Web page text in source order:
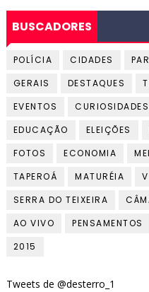
BUSCADORES
POLÍCIA CIDADES
GERAIS
DESTAQUES
EVENTOS
CURIOSIDADES
EDUCAÇÃO
ELEIÇÕES
FOTOS
ECONOMIA
TAPEROÁ
MATURÉIA
SERRA DO TEIXEIRA
AO VIVO
PENSAMENTOS
2015
Tweets de @desterro_1